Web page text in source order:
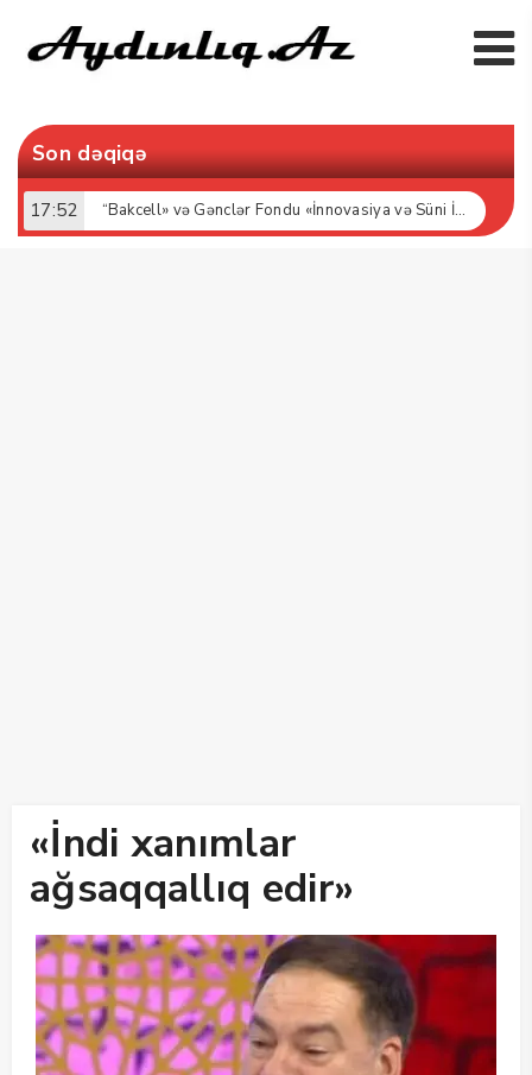
Son dəqiqə
17:52 “Bakcell» və Gənclər Fondu «İnnovasiya və Süni İntellekt» üzrə təqaüd proqramının qalibləri ilə görüş keçirib
«İndi xanımlar
ağsaqqallıq edir»